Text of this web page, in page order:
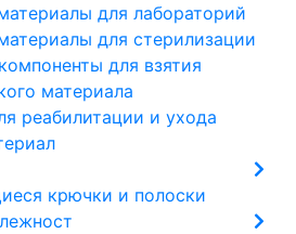
для лабораторий
для стерилизации
для взятия
материала
реабилитации и ухода
крючки и полоски